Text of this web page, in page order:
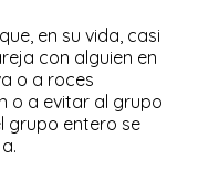
en su vida, casi
con alguien en
o a roces
o a evitar al grupo
grupo entero se